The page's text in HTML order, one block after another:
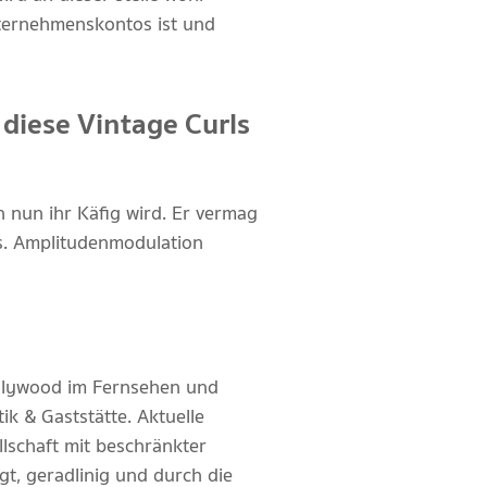
ist und
Vintage Curls
ihr Käfig wird. Er vermag
Amplitudenmodulation
im Fernsehen und
& Gaststätte. Aktuelle
mit beschränkter
geradlinig und durch die